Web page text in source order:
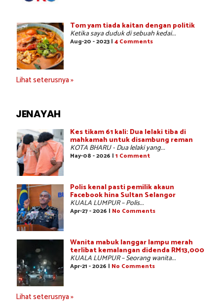
Tom yam tiada kaitan dengan politik
Ketika saya duduk di sebuah kedai...
Aug-20 - 2023 | 4 Comments
Lihat seterusnya »
JENAYAH
Kes tikam 61 kali: Dua lelaki tiba di
mahkamah untuk disambung reman
KOTA BHARU - Dua lelaki yang...
May-08 - 2026 | 1 Comment
Polis kenal pasti pemilik akaun
Facebook hina Sultan Selangor
KUALA LUMPUR – Polis...
Apr-27 - 2026 | No Comments
Wanita mabuk langgar lampu merah
terlibat kemalangan didenda RM13,000
KUALA LUMPUR – Seorang wanita...
Apr-21 - 2026 | No Comments
Lihat seterusnya »